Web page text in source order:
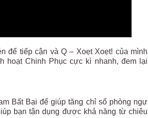
để tiếp cận và Q – Xoẹt Xoẹt! của mình
hoạt Chinh Phục cực kì nhanh, đem lại
Bất Bại để giúp tăng chỉ số phòng ngự
bạn tận dụng được khả năng từ chiêu